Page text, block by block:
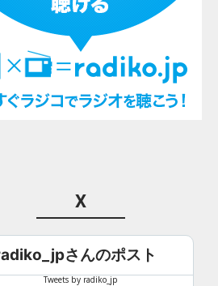
X
さんのポスト
Tweets by radiko_jp